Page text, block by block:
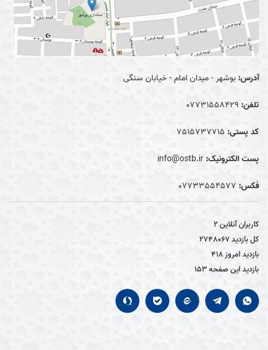
آدرس: بوشهر - میدان امام - خیابان سنگی
تلفن: 07731558429
کد پستی: 7515737715
پست الکترونیک: info@ostb.ir
فکس: 07733554577
کاربران آنلاین2
کل بازدید2748067
بازدید امروز418
بازدید این صفحه153